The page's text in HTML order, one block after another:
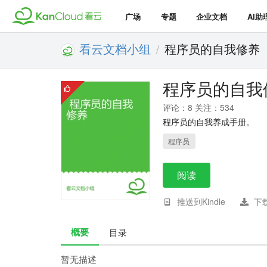
广场 专题 企业文档 AI助
看云文档小组 / 程序员的自我修养
程序员的自
评论：8 关注：534
程序员的自我养成手册。
程序员
阅读
推送到Kindle 下
概要 目录
暂无描述